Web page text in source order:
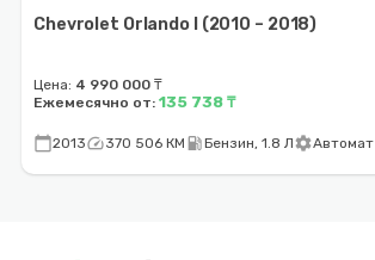
Chevrolet Orlando I (2010 – 2018)
Цена: 4 990 000 ₸
Ежемесячно от: 135 738 ₸
calendar_today2013speed370 506 КМ local_gas_stationБензин, 1.8 ЛsettingsАвтомат